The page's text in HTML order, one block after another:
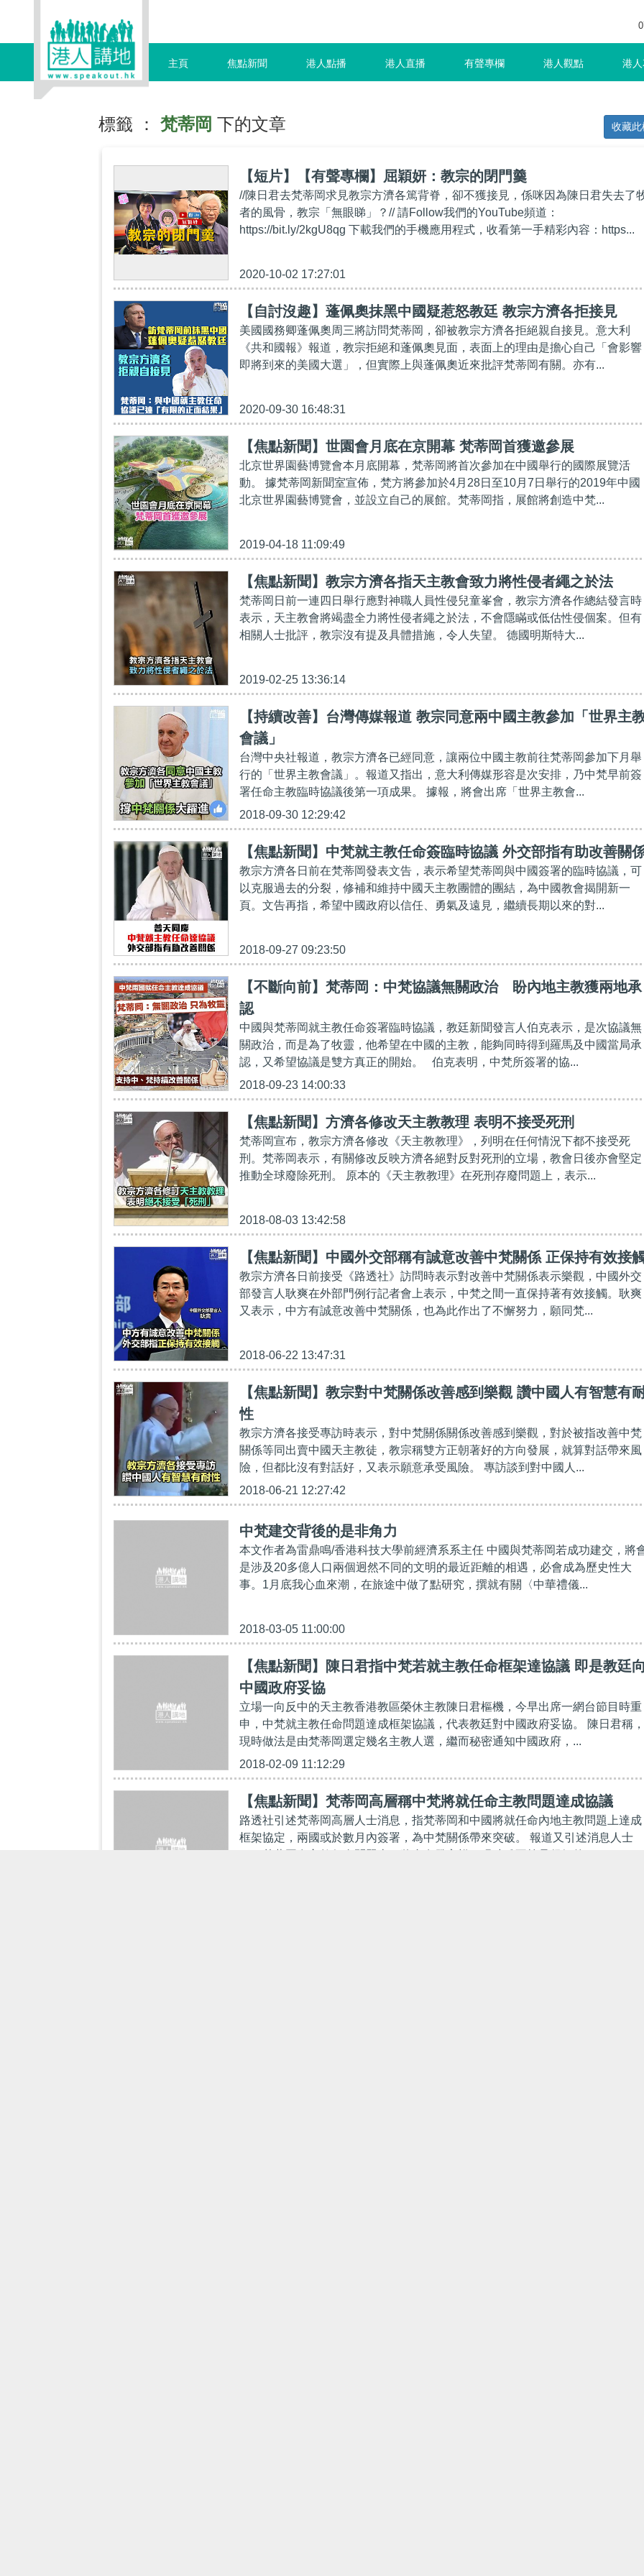
主頁 焦點新聞 港人點播 港人直播 有聲專欄 港人觀點 港
標籤 ： 梵蒂岡 下的文章 收藏此
【短片】【有聲專欄】屈穎妍：教宗的閉門羹
//陳日君去梵蒂岡求見教宗方濟各篤背脊，卻不獲接見，係咪因為陳日君失去了
者的風骨，教宗「無眼睇」？// 請Follow我們的YouTube頻道：
https://bit.ly/2kgU8qg 下載我們的手機應用程式，收看第一手精彩內容：https...
2020-10-02 17:27:01
【自討沒趣】蓬佩奧抹黑中國疑惹怒教廷 教宗方濟各拒接見
美國國務卿蓬佩奧周三將訪問梵蒂岡，卻被教宗方濟各拒絕親自接見。意大利
《共和國報》報道，教宗拒絕和蓬佩奧見面，表面上的理由是擔心自己「會影響
即將到來的美國大選」，但實際上與蓬佩奧近來批評梵蒂岡有關。亦有...
2020-09-30 16:48:31
【焦點新聞】世園會月底在京開幕 梵蒂岡首獲邀參展
北京世界園藝博覽會本月底開幕，梵蒂岡將首次參加在中國舉行的國際展覽活
動。 據梵蒂岡新聞室宣佈，梵方將參加於4月28日至10月7日舉行的2019年中國
北京世界園藝博覽會，並設立自己的展館。梵蒂岡指，展館將創造中梵...
2019-04-18 11:09:49
【焦點新聞】教宗方濟各指天主教會致力將性侵者繩之於法
梵蒂岡日前一連四日舉行應對神職人員性侵兒童峯會，教宗方濟各作總結發言時
表示，天主教會將竭盡全力將性侵者繩之於法，不會隱瞞或低估性侵個案。但有
相關人士批評，教宗沒有提及具體措施，令人失望。 德國明斯特大...
2019-02-25 13:36:14
【持續改善】台灣傳媒報道 教宗同意兩中國主教參加「世界主
會議」
台灣中央社報道，教宗方濟各已經同意，讓兩位中國主教前往梵蒂岡參加下月舉
行的「世界主教會議」。報道又指出，意大利傳媒形容是次安排，乃中梵早前簽
署任命主教臨時協議後第一項成果。 據報，將會出席「世界主教會...
2018-09-30 12:29:42
【焦點新聞】中梵就主教任命簽臨時協議 外交部指有助改善關
教宗方濟各日前在梵蒂岡發表文告，表示希望梵蒂岡與中國簽署的臨時協議，可
以克服過去的分裂，修補和維持中國天主教團體的團結，為中國教會揭開新一
頁。文告再指，希望中國政府以信任、勇氣及遠見，繼續長期以來的對...
2018-09-27 09:23:50
【不斷向前】梵蒂岡：中梵協議無關政治 盼內地主教獲兩地承
認
中國與梵蒂岡就主教任命簽署臨時協議，教廷新聞發言人伯克表示，是次協議無
關政治，而是為了牧靈，他希望在中國的主教，能夠同時得到羅馬及中國當局承
認，又希望協議是雙方真正的開始。 伯克表明，中梵所簽署的協...
2018-09-23 14:00:33
【焦點新聞】方濟各修改天主教教理 表明不接受死刑
梵蒂岡宣布，教宗方濟各修改《天主教教理》，列明在任何情況下都不接受死
刑。梵蒂岡表示，有關修改反映方濟各絕對反對死刑的立場，教會日後亦會堅定
推動全球廢除死刑。 原本的《天主教教理》在死刑存廢問題上，表示...
2018-08-03 13:42:58
【焦點新聞】中國外交部稱有誠意改善中梵關係 正保持有效接
教宗方濟各日前接受《路透社》訪問時表示對改善中梵關係表示樂觀，中國外交
部發言人耿爽在外部門例行記者會上表示，中梵之間一直保持著有效接觸。耿爽
又表示，中方有誠意改善中梵關係，也為此作出了不懈努力，願同梵...
2018-06-22 13:47:31
【焦點新聞】教宗對中梵關係改善感到樂觀 讚中國人有智慧有
性
教宗方濟各接受專訪時表示，對中梵關係關係改善感到樂觀，對於被指改善中梵
關係等同出賣中國天主教徒，教宗稱雙方正朝著好的方向發展，就算對話帶來風
險，但都比沒有對話好，又表示願意承受風險。 專訪談到對中國人...
2018-06-21 12:27:42
中梵建交背後的是非角力
本文作者為雷鼎鳴/香港科技大學前經濟系系主任 中國與梵蒂岡若成功建交，將
是涉及20多億人口兩個迥然不同的文明的最近距離的相遇，必會成為歷史性大
事。1月底我心血來潮，在旅途中做了點研究，撰就有關〈中華禮儀...
2018-03-05 11:00:00
【焦點新聞】陳日君指中梵若就主教任命框架達協議 即是教廷
中國政府妥協
立場一向反中的天主教香港教區榮休主教陳日君樞機，今早出席一網台節目時重
申，中梵就主教任命問題達成框架協議，代表教廷對中國政府妥協。 陳日君稱，
現時做法是由梵蒂岡選定幾名主教人選，繼而秘密通知中國政府，...
2018-02-09 11:12:29
【焦點新聞】梵蒂岡高層稱中梵將就任命主教問題達成協議
路透社引述梵蒂岡高層人士消息，指梵蒂岡和中國將就任命內地主教問題上達成
框架協定，兩國或於數月內簽署，為中梵關係帶來突破。 報道又引述消息人士